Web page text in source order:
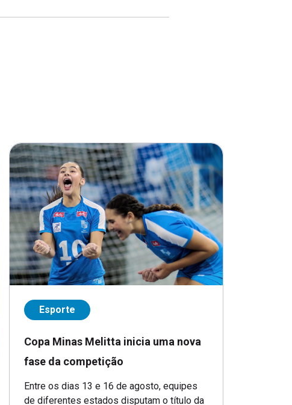
Esporte
Copa Minas Melitta inicia uma nova
fase da competição
Entre os dias 13 e 16 de agosto, equipes
de diferentes estados disputam o título da